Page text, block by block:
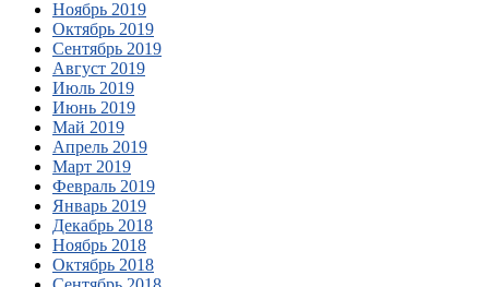
Ноябрь 2019
Октябрь 2019
Сентябрь 2019
Август 2019
Июль 2019
Июнь 2019
Май 2019
Апрель 2019
Март 2019
Февраль 2019
Январь 2019
Декабрь 2018
Ноябрь 2018
Октябрь 2018